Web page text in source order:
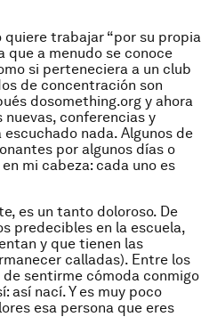
quiere trabajar “por su propia
que a menudo se conoce
si perteneciera a un club
de concentración son
dosomething.org y ahora
conferencias y
nada. Algunos de
por algunos días o
mi cabeza: cada uno es
es un tanto doloroso. De
predecibles en la escuela,
y que tienen las
calladas). Entre los
sentirme cómoda conmigo
así nací. Y es muy poco
esa persona que eres